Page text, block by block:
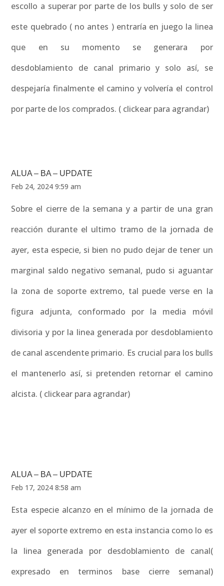
escollo a superar por parte de los bulls y solo de ser
este quebrado ( no antes ) entraría en juego la linea
que en su momento se generara por
desdoblamiento de canal primario y solo así, se
despejaría finalmente el camino y volvería el control
por parte de los comprados. ( clickear para agrandar)
ALUA – BA – UPDATE
Feb 24, 2024 9:59 am
Sobre el cierre de la semana y a partir de una gran
reacción durante el ultimo tramo de la jornada de
ayer, esta especie, si bien no pudo dejar de tener un
marginal saldo negativo semanal, pudo si aguantar
la zona de soporte extremo, tal puede verse en la
figura adjunta, conformado por la media móvil
divisoria y por la linea generada por desdoblamiento
de canal ascendente primario. Es crucial para los bulls
el mantenerlo así, si pretenden retornar el camino
alcista. ( clickear para agrandar)
ALUA – BA – UPDATE
Feb 17, 2024 8:58 am
Esta especie alcanzo en el mínimo de la jornada de
ayer el soporte extremo en esta instancia como lo es
la linea generada por desdoblamiento de canal(
expresado en terminos base cierre semanal)